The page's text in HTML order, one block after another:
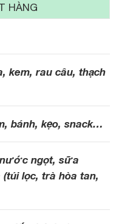
HÀNG
kem, rau câu, thạch
bánh, kẹo, snack…
ngọt, sữa
lọc, trà hòa tan,